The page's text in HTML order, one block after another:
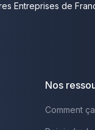
Entreprises de
Nos
Comment